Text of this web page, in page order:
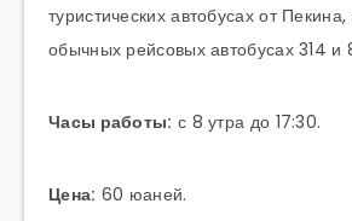
туристических автобусах от
обычных рейсовых автобусах 314 и
Часы работы: с 8 утра до 17:30.
Цена: 60 юаней.